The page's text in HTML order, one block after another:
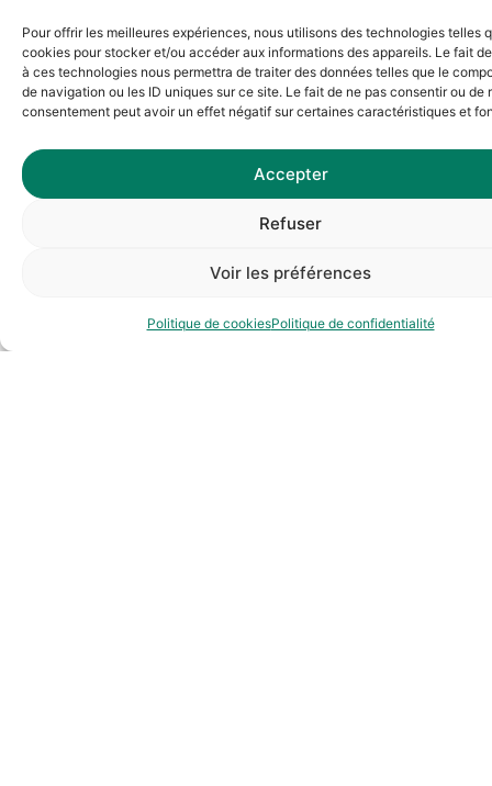
Pour offrir les meilleures expériences, nous utilisons des technologies telles
cookies pour stocker et/ou accéder aux informations des appareils. Le fait
à ces technologies nous permettra de traiter des données telles que le
de navigation ou les ID uniques sur ce site. Le fait de ne pas consentir ou de
consentement peut avoir un effet négatif sur certaines caractéristiques et
Accepter
Refuser
Voir les préférences
Politique de cookiesPolitique de confidentialité